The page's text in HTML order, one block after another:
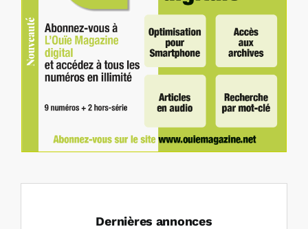
Dernières annonces